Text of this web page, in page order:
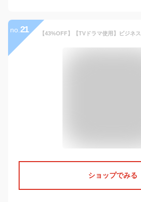
no. 21
ショップでみる